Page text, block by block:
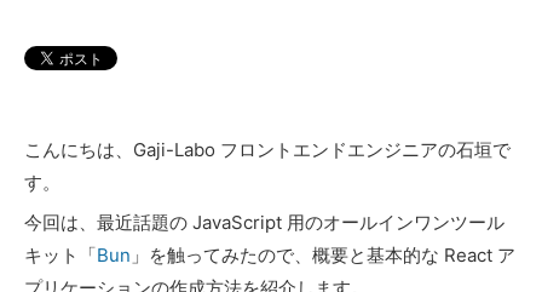
こんにちは、Gaji-Labo フロントエンドエンジニアの石垣で
す。
今回は、最近話題の JavaScript 用のオールインワンツール
キット「Bun 」を触ってみたので、概要と基本的な React ア